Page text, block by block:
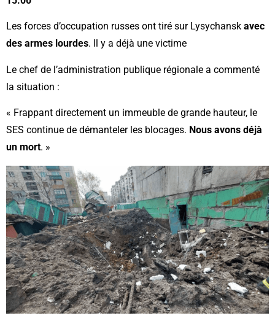
Les forces d’occupation russes ont tiré sur Lysychansk avec
des armes lourdes. Il y a déjà une victime
Le chef de l’administration publique régionale a commenté
la situation :
« Frappant directement un immeuble de grande hauteur, le
SES continue de démanteler les blocages. Nous avons déjà
un mort. »